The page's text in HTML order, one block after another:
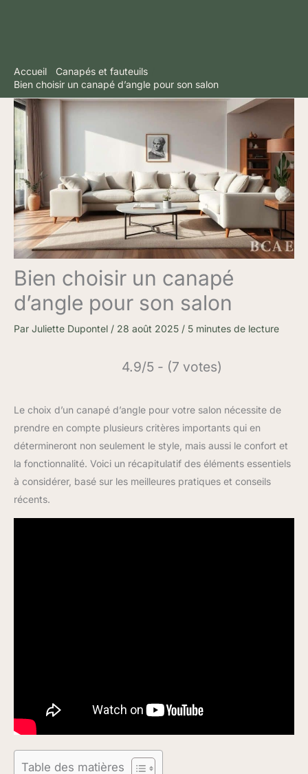
Accueil
Canapés et fauteuils
Bien choisir un canapé d’angle pour son salon
Bien choisir un canapé
d’angle pour son salon
Par Juliette Dupontel / 28 août 2025 / 5 minutes de lecture
4.9/5 - (7 votes)
Le choix d’un canapé d’angle pour votre salon nécessite de
prendre en compte plusieurs critères importants qui en
détermineront non seulement le style, mais aussi le confort et
la fonctionnalité. Voici un récapitulatif des éléments essentiels
à considérer, basé sur les meilleures pratiques et conseils
récents.
Table des matières